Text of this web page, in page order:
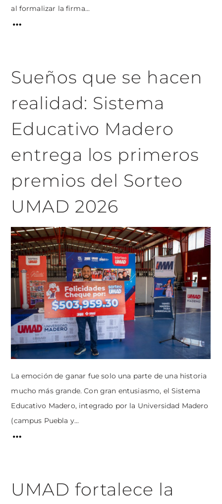
al formalizar la firma...
Sueños que se hacen
realidad: Sistema
Educativo Madero
entrega los primeros
premios del Sorteo
UMAD 2026
La emoción de ganar fue solo una parte de una historia
mucho más grande. Con gran entusiasmo, el Sistema
Educativo Madero, integrado por la Universidad Madero
(campus Puebla y...
UMAD fortalece la